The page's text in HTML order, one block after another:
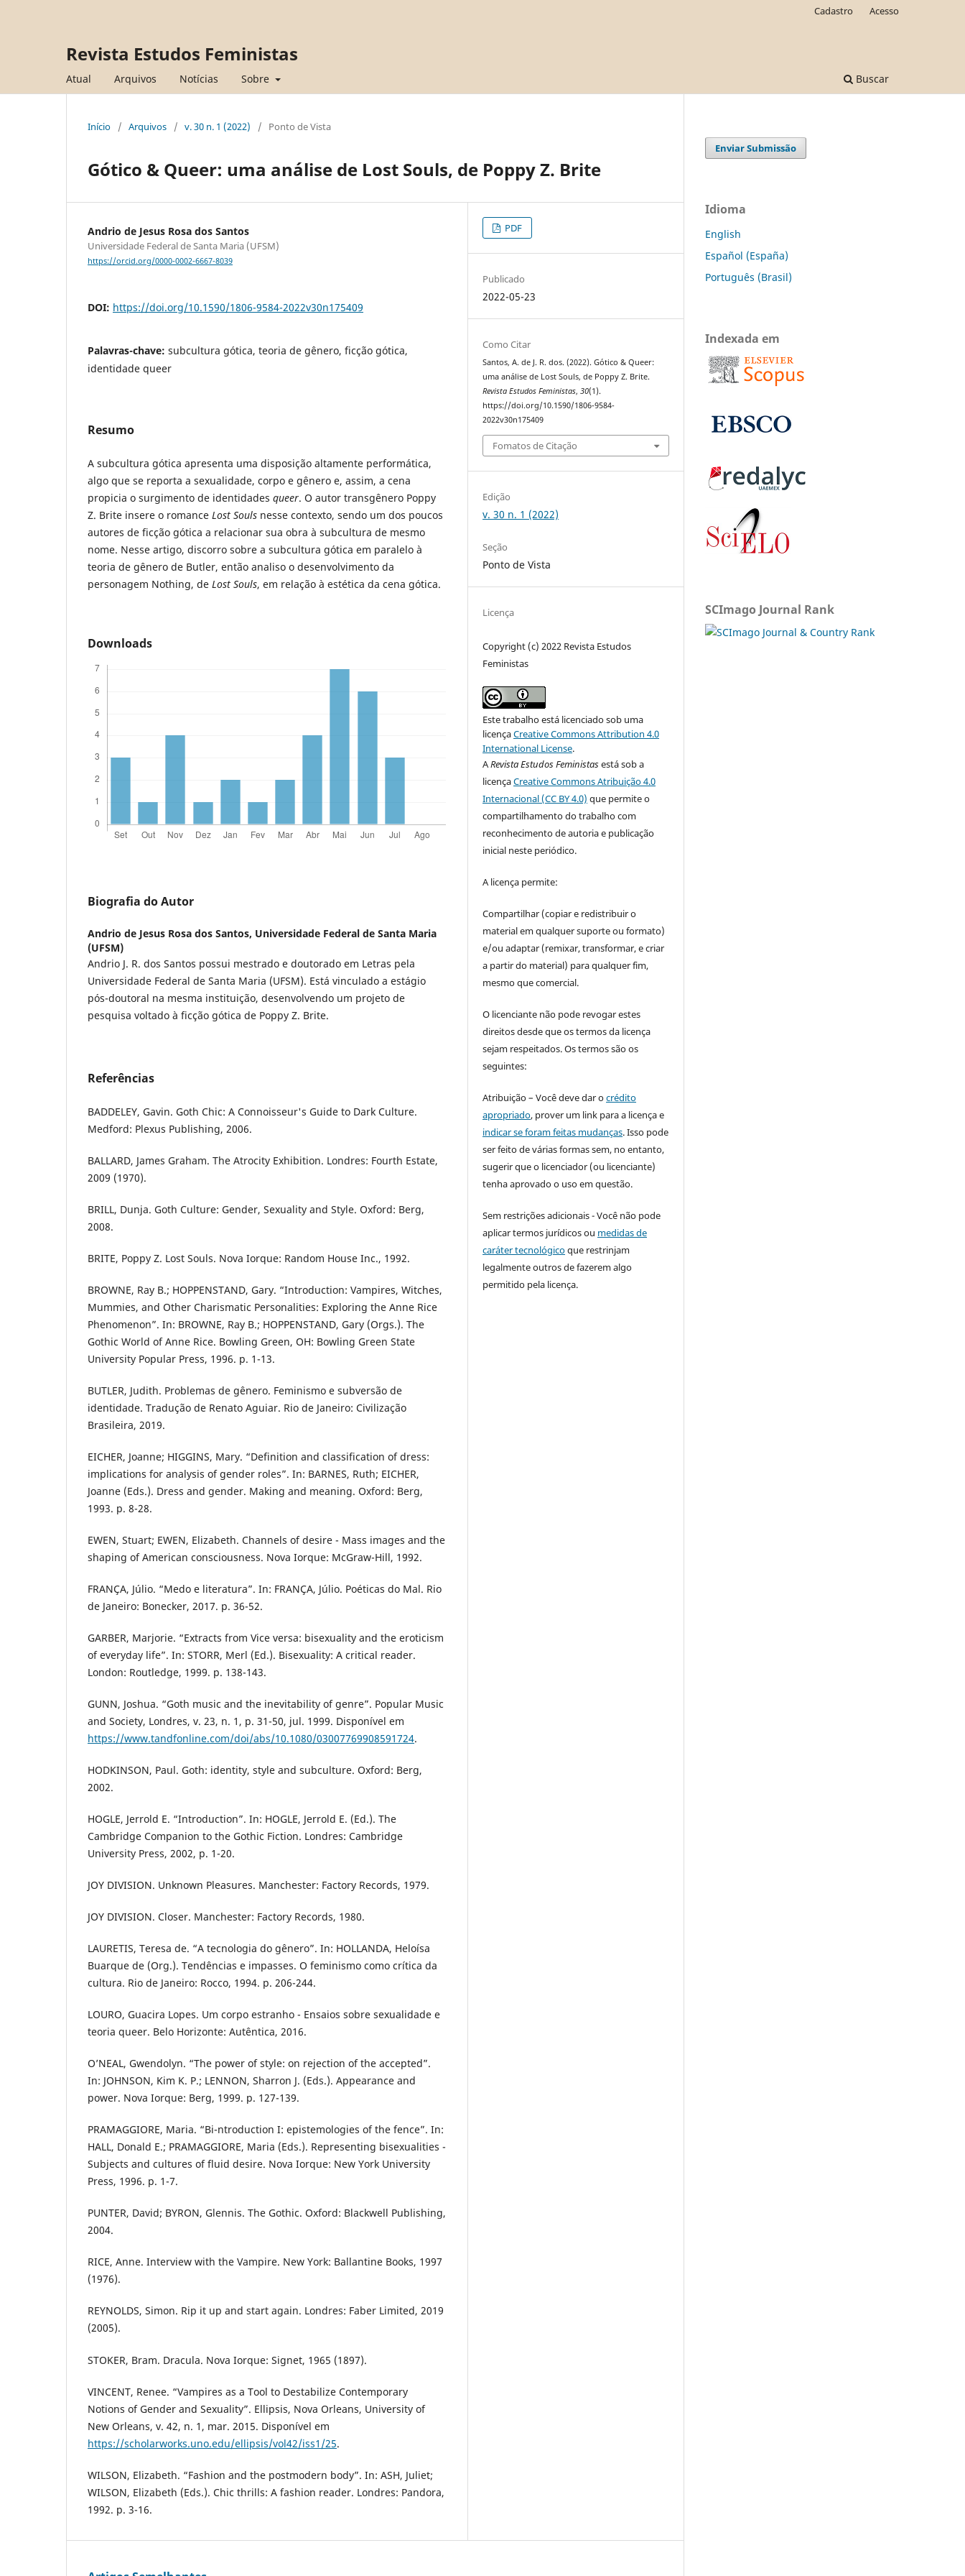
Revista Estudos Feministas
Atual Arquivos Notícias Sobre Buscar
Cadastro Acesso
Início / Arquivos / v. 30 n. 1 (2022) / Ponto de Vista
Gótico & Queer: uma análise de Lost Souls, de Poppy Z. Brite
Andrio de Jesus Rosa dos Santos
Universidade Federal de Santa Maria (UFSM)
https://orcid.org/0000-0002-6667-8039
DOI: https://doi.org/10.1590/1806-9584-2022v30n175409
Palavras-chave: subcultura gótica, teoria de gênero, ficção gótica,
identidade queer
Resumo
A subcultura gótica apresenta uma disposição altamente performática,
algo que se reporta a sexualidade, corpo e gênero e, assim, a cena
propicia o surgimento de identidades queer. O autor transgênero Poppy
Z. Brite insere o romance Lost Souls nesse contexto, sendo um dos poucos
autores de ficção gótica a relacionar sua obra à subcultura de mesmo
nome. Nesse artigo, discorro sobre a subcultura gótica em paralelo à
teoria de gênero de Butler, então analiso o desenvolvimento da
personagem Nothing, de Lost Souls, em relação à estética da cena gótica.
Downloads
Biografia do Autor
Andrio de Jesus Rosa dos Santos, Universidade Federal de Santa Maria
(UFSM)
Andrio J. R. dos Santos possui mestrado e doutorado em Letras pela
Universidade Federal de Santa Maria (UFSM). Está vinculado a estágio
pós-doutoral na mesma instituição, desenvolvendo um projeto de
pesquisa voltado à ficção gótica de Poppy Z. Brite.
Referências
BADDELEY, Gavin. Goth Chic: A Connoisseur's Guide to Dark Culture.
Medford: Plexus Publishing, 2006.
BALLARD, James Graham. The Atrocity Exhibition. Londres: Fourth Estate,
2009 (1970).
BRILL, Dunja. Goth Culture: Gender, Sexuality and Style. Oxford: Berg,
2008.
BRITE, Poppy Z. Lost Souls. Nova Iorque: Random House Inc., 1992.
BROWNE, Ray B.; HOPPENSTAND, Gary. “Introduction: Vampires, Witches,
Mummies, and Other Charismatic Personalities: Exploring the Anne Rice
Phenomenon”. In: BROWNE, Ray B.; HOPPENSTAND, Gary (Orgs.). The
Gothic World of Anne Rice. Bowling Green, OH: Bowling Green State
University Popular Press, 1996. p. 1-13.
BUTLER, Judith. Problemas de gênero. Feminismo e subversão de
identidade. Tradução de Renato Aguiar. Rio de Janeiro: Civilização
Brasileira, 2019.
EICHER, Joanne; HIGGINS, Mary. “Definition and classification of dress:
implications for analysis of gender roles”. In: BARNES, Ruth; EICHER,
Joanne (Eds.). Dress and gender. Making and meaning. Oxford: Berg,
1993. p. 8-28.
EWEN, Stuart; EWEN, Elizabeth. Channels of desire - Mass images and the
shaping of American consciousness. Nova Iorque: McGraw-Hill, 1992.
FRANÇA, Júlio. “Medo e literatura”. In: FRANÇA, Júlio. Poéticas do Mal. Rio
de Janeiro: Bonecker, 2017. p. 36-52.
GARBER, Marjorie. “Extracts from Vice versa: bisexuality and the eroticism
of everyday life”. In: STORR, Merl (Ed.). Bisexuality: A critical reader.
London: Routledge, 1999. p. 138-143.
GUNN, Joshua. “Goth music and the inevitability of genre”. Popular Music
and Society, Londres, v. 23, n. 1, p. 31-50, jul. 1999. Disponível em
https://www.tandfonline.com/doi/abs/10.1080/03007769908591724.
HODKINSON, Paul. Goth: identity, style and subculture. Oxford: Berg,
2002.
HOGLE, Jerrold E. “Introduction”. In: HOGLE, Jerrold E. (Ed.). The
Cambridge Companion to the Gothic Fiction. Londres: Cambridge
University Press, 2002, p. 1-20.
JOY DIVISION. Unknown Pleasures. Manchester: Factory Records, 1979.
JOY DIVISION. Closer. Manchester: Factory Records, 1980.
LAURETIS, Teresa de. “A tecnologia do gênero”. In: HOLLANDA, Heloísa
Buarque de (Org.). Tendências e impasses. O feminismo como crítica da
cultura. Rio de Janeiro: Rocco, 1994. p. 206-244.
LOURO, Guacira Lopes. Um corpo estranho - Ensaios sobre sexualidade e
teoria queer. Belo Horizonte: Autêntica, 2016.
O’NEAL, Gwendolyn. “The power of style: on rejection of the accepted”.
In: JOHNSON, Kim K. P.; LENNON, Sharron J. (Eds.). Appearance and
power. Nova Iorque: Berg, 1999. p. 127-139.
PRAMAGGIORE, Maria. “Bi-ntroduction I: epistemologies of the fence”. In:
HALL, Donald E.; PRAMAGGIORE, Maria (Eds.). Representing bisexualities -
Subjects and cultures of fluid desire. Nova Iorque: New York University
Press, 1996. p. 1-7.
PUNTER, David; BYRON, Glennis. The Gothic. Oxford: Blackwell Publishing,
2004.
RICE, Anne. Interview with the Vampire. New York: Ballantine Books, 1997
(1976).
REYNOLDS, Simon. Rip it up and start again. Londres: Faber Limited, 2019
(2005).
STOKER, Bram. Dracula. Nova Iorque: Signet, 1965 (1897).
VINCENT, Renee. “Vampires as a Tool to Destabilize Contemporary
Notions of Gender and Sexuality”. Ellipsis, Nova Orleans, University of
New Orleans, v. 42, n. 1, mar. 2015. Disponível em
https://scholarworks.uno.edu/ellipsis/vol42/iss1/25.
WILSON, Elizabeth. “Fashion and the postmodern body”. In: ASH, Juliet;
WILSON, Elizabeth (Eds.). Chic thrills: A fashion reader. Londres: Pandora,
1992. p. 3-16.
PDF
Publicado
2022-05-23
Como Citar
Santos, A. de J. R. dos. (2022). Gótico & Queer:
uma análise de Lost Souls, de Poppy Z. Brite.
Revista Estudos Feministas,30(1).
https://doi.org/10.1590/1806-9584-
2022v30n175409
Fomatos de Citação
Edição
v. 30 n. 1 (2022)
Seção
Ponto de Vista
Licença
Copyright (c) 2022 Revista Estudos
Feministas
Este trabalho está licenciado sob uma
licençaCreative Commons Attribution 4.0
International License.
ARevista Estudos Feministasestá sob a
licençaCreative Commons Atribuição 4.0
Internacional (CC BY 4.0) que permite o
compartilhamento do trabalho com
reconhecimento de autoria e publicação
inicial neste periódico.
A licença permite:
Compartilhar (copiar e redistribuir o
material em qualquer suporte ou formato)
e/ou adaptar (remixar, transformar, e criar
a partir do material) para qualquer fim,
mesmo que comercial.
O licenciante não pode revogar estes
direitos desde que os termos da licença
sejam respeitados. Os termos são os
seguintes:
Atribuição – Você deve dar ocrédito
apropriado, prover um link para a licença e
indicar se foram feitas mudanças. Isso pode
ser feito de várias formas sem, no entanto,
sugerir que o licenciador (ou licenciante)
tenha aprovado o uso em questão.
Sem restrições adicionais - Você não pode
aplicar termos jurídicos ou medidas de
caráter tecnológicoque restrinjam
legalmente outros de fazerem algo
permitido pela licença.
Enviar Submissão
Idioma
English
Español (España)
Português (Brasil)
Indexada em
SCImago Journal Rank